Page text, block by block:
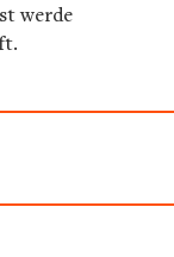
werde